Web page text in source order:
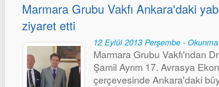
Marmara Grubu Vakfı Ankara'daki
ziyaret etti
12 Eylül 2013 Perşembe -
Marmara Grubu Vakfı'ndan
Şamil Ayrım 17. Avrasya
çerçevesinde Ankara'daki